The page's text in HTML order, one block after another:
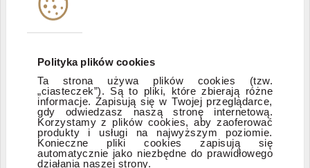
Polityka plików cookies
Ta strona używa plików cookies (tzw.
„ciasteczek”). Są to pliki, które zbierają różne
informacje. Zapisują się w Twojej przeglądarce,
gdy odwiedzasz naszą stronę internetową.
Korzystamy z plików cookies, aby zaoferować
produkty i usługi na najwyższym poziomie.
Konieczne pliki cookies zapisują się
automatycznie jako niezbędne do prawidłowego
działania naszej strony.
Instytucje współpracujące
Zastrzeżenia prawne
ESG